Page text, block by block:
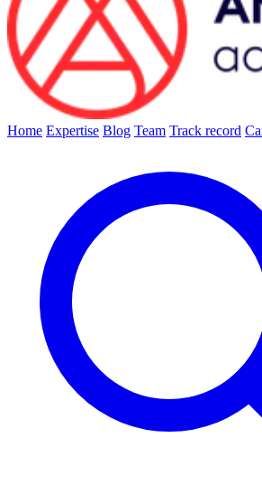
Home Expertise Blog Team Track record